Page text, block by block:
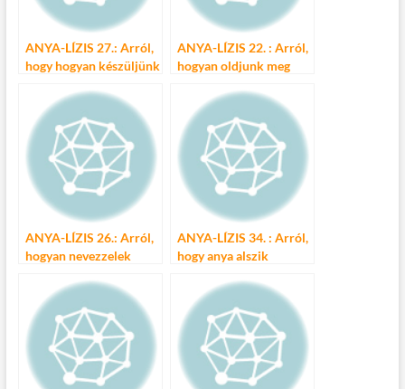
ANYA-LÍZIS 27.: Arról,
hogy hogyan készüljünk
ANYA-LÍZIS 22. : Arról,
hogyan oldjunk meg
rejtélyeket
ANYA-LÍZIS 26.: Arról,
hogyan nevezzelek
ANYA-LÍZIS 34. : Arról,
hogy anya alszik